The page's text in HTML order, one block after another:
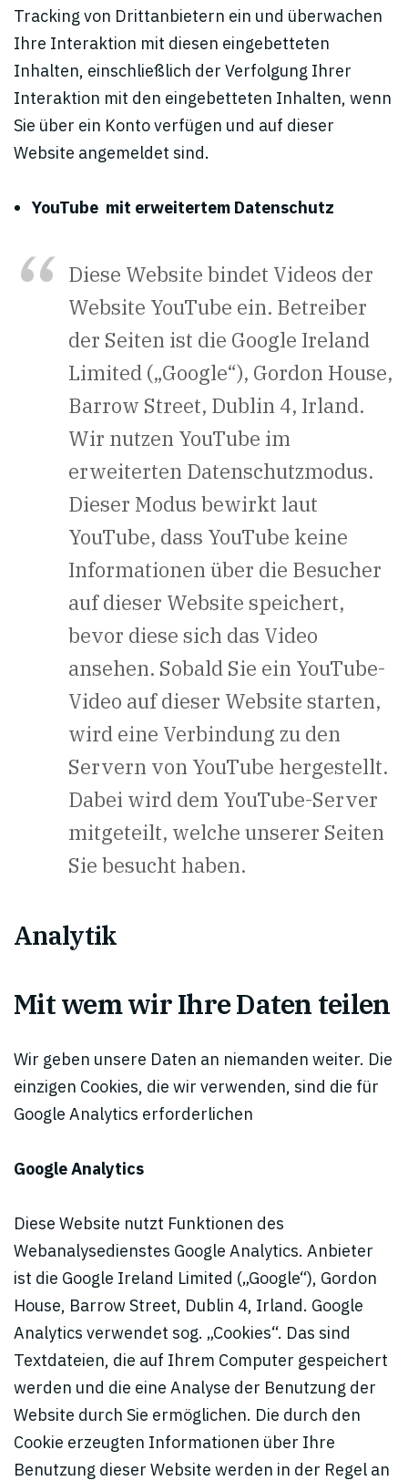
Tracking von Drittanbietern ein und überwachen
Ihre Interaktion mit diesen eingebetteten
Inhalten, einschließlich der Verfolgung Ihrer
Interaktion mit den eingebetteten Inhalten, wenn
Sie über ein Konto verfügen und auf dieser
Website angemeldet sind.
YouTube mit erweitertem Datenschutz
Diese Website bindet Videos der
Website YouTube ein. Betreiber
der Seiten ist die Google Ireland
Limited („Google“), Gordon House,
Barrow Street, Dublin 4, Irland.
Wir nutzen YouTube im
erweiterten Datenschutzmodus.
Dieser Modus bewirkt laut
YouTube, dass YouTube keine
Informationen über die Besucher
auf dieser Website speichert,
bevor diese sich das Video
ansehen. Sobald Sie ein YouTube-
Video auf dieser Website starten,
wird eine Verbindung zu den
Servern von YouTube hergestellt.
Dabei wird dem YouTube-Server
mitgeteilt, welche unserer Seiten
Sie besucht haben.
Analytik
Mit wem wir Ihre Daten teilen
Wir geben unsere Daten an niemanden weiter. Die
einzigen Cookies, die wir verwenden, sind die für
Google Analytics erforderlichen
Google Analytics
Diese Website nutzt Funktionen des
Webanalysedienstes Google Analytics. Anbieter
ist die Google Ireland Limited („Google“), Gordon
House, Barrow Street, Dublin 4, Irland. Google
Analytics verwendet sog. „Cookies“. Das sind
Textdateien, die auf Ihrem Computer gespeichert
werden und die eine Analyse der Benutzung der
Website durch Sie ermöglichen. Die durch den
Cookie erzeugten Informationen über Ihre
Benutzung dieser Website werden in der Regel an